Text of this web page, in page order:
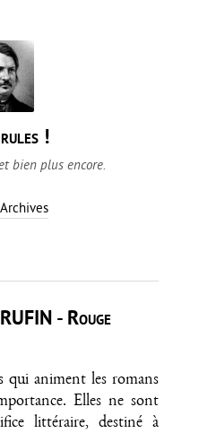
!
bien plus encore.
Archives
- Rouge
qui animent les romans
Elles ne sont
littéraire, destiné à